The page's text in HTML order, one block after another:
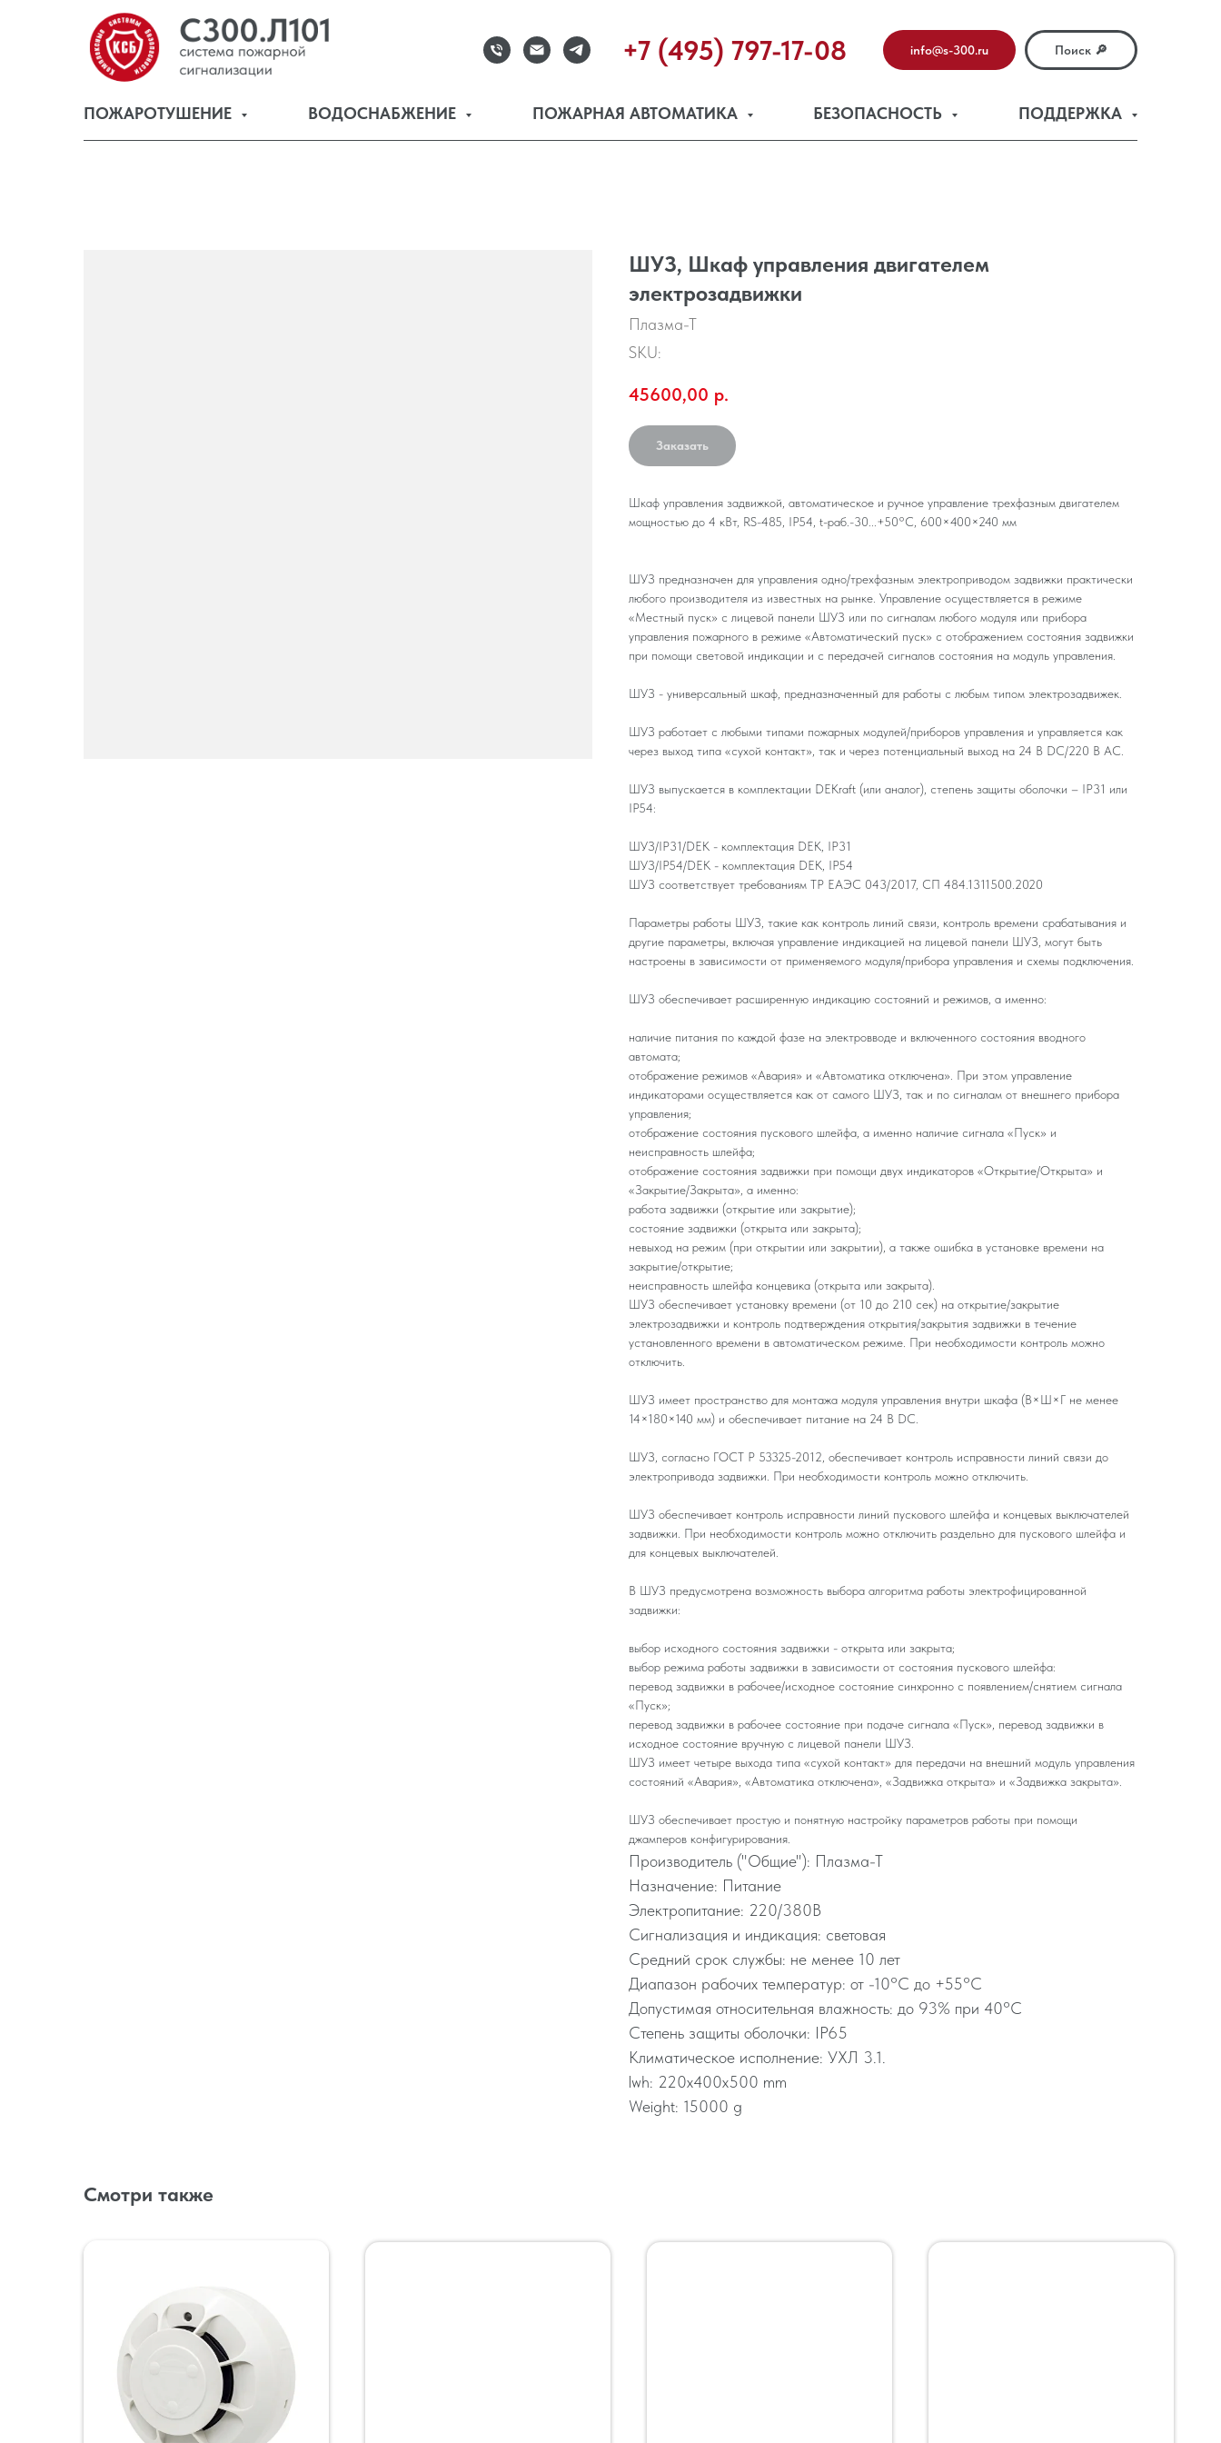
+7 (495) 797-17-08 info@s-300.ru Поиск 🔎
ПОЖАРОТУШЕНИЕ ВОДОСНАБЖЕНИЕ ПОЖАРНАЯ АВТОМАТИКА БЕЗОПАСНОСТЬ ПОДДЕРЖКА
ШУЗ, Шкаф управления двигателем
электрозадвижки
Плазма-Т
SKU:
45600,00 р.
Заказать
Шкаф управления задвижкой, автоматическое и ручное управление трехфазным двигателем
мощностью до 4 кВт, RS-485, IP54, t-раб.-30...+50°С, 600×400×240 мм
ШУЗ предназначен для управления одно/трехфазным электроприводом задвижки практически
любого производителя из известных на рынке. Управление осуществляется в режиме
«Местный пуск» с лицевой панели ШУЗ или по сигналам любого модуля или прибора
управления пожарного в режиме «Автоматический пуск» с отображением состояния задвижки
при помощи световой индикации и с передачей сигналов состояния на модуль управления.
ШУЗ - универсальный шкаф, предназначенный для работы с любым типом электрозадвижек.
ШУЗ работает с любыми типами пожарных модулей/приборов управления и управляется как
через выход типа «сухой контакт», так и через потенциальный выход на 24 В DC/220 В AC.
ШУЗ выпускается в комплектации DEKraft (или аналог), степень защиты оболочки – IP31 или
IP54:
ШУЗ/IP31/DEK - комплектация DEK, IP31
ШУЗ/IP54/DEK - комплектация DEK, IP54
ШУЗ соответствует требованиям ТР ЕАЭС 043/2017, СП 484.1311500.2020
Параметры работы ШУЗ, такие как контроль линий связи, контроль времени срабатывания и
другие параметры, включая управление индикацией на лицевой панели ШУЗ, могут быть
настроены в зависимости от применяемого модуля/прибора управления и схемы подключения.
ШУЗ обеспечивает расширенную индикацию состояний и режимов, а именно:
наличие питания по каждой фазе на электровводе и включенного состояния вводного
автомата;
отображение режимов «Авария» и «Автоматика отключена». При этом управление
индикаторами осуществляется как от самого ШУЗ, так и по сигналам от внешнего прибора
управления;
отображение состояния пускового шлейфа, а именно наличие сигнала «Пуск» и
неисправность шлейфа;
отображение состояния задвижки при помощи двух индикаторов «Открытие/Открыта» и
«Закрытие/Закрыта», а именно:
работа задвижки (открытие или закрытие);
состояние задвижки (открыта или закрыта);
невыход на режим (при открытии или закрытии), а также ошибка в установке времени на
закрытие/открытие;
неисправность шлейфа концевика (открыта или закрыта).
ШУЗ обеспечивает установку времени (от 10 до 210 сек) на открытие/закрытие
электрозадвижки и контроль подтверждения открытия/закрытия задвижки в течение
установленного времени в автоматическом режиме. При необходимости контроль можно
отключить.
ШУЗ имеет пространство для монтажа модуля управления внутри шкафа (В×Ш×Г не менее
14×180×140 мм) и обеспечивает питание на 24 В DC.
ШУЗ, согласно ГОСТ Р 53325-2012, обеспечивает контроль исправности линий связи до
электропривода задвижки. При необходимости контроль можно отключить.
ШУЗ обеспечивает контроль исправности линий пускового шлейфа и концевых выключателей
задвижки. При необходимости контроль можно отключить раздельно для пускового шлейфа и
для концевых выключателей.
В ШУЗ предусмотрена возможность выбора алгоритма работы электрофицированной
задвижки:
выбор исходного состояния задвижки - открыта или закрыта;
выбор режима работы задвижки в зависимости от состояния пускового шлейфа:
перевод задвижки в рабочее/исходное состояние синхронно с появлением/снятием сигнала
«Пуск»;
перевод задвижки в рабочее состояние при подаче сигнала «Пуск», перевод задвижки в
исходное состояние вручную с лицевой панели ШУЗ.
ШУЗ имеет четыре выхода типа «сухой контакт» для передачи на внешний модуль управления
состояний «Авария», «Автоматика отключена», «Задвижка открыта» и «Задвижка закрыта».
ШУЗ обеспечивает простую и понятную настройку параметров работы при помощи
джамперов конфигурирования.
Производитель ("Общие"): Плазма-Т
Назначение: Питание
Электропитание: 220/380В
Сигнализация и индикация: световая
Средний срок службы: не менее 10 лет
Диапазон рабочих температур: от -10°C до +55°C
Допустимая относительная влажность: до 93% при 40°C
Степень защиты оболочки: IP65
Климатическое исполнение: УХЛ 3.1.
lwh: 220x400x500 mm
Weight: 15000 g
Смотри также